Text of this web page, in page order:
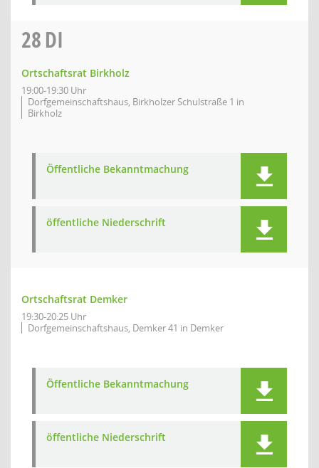
28DI
Ortschaftsrat Birkholz
19:00-19:30 Uhr
Dorfgemeinschaftshaus, Birkholzer Schulstraße 1 in
Birkholz
Öffentliche Bekanntmachung
öffentliche Niederschrift
Ortschaftsrat Demker
19:30-20:25 Uhr
Dorfgemeinschaftshaus, Demker 41 in Demker
Öffentliche Bekanntmachung
öffentliche Niederschrift